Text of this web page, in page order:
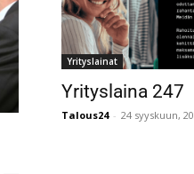
Yrityslainat
Yrityslaina 247
Talous24 - 24 syyskuun,